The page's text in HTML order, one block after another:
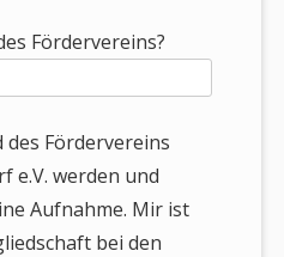
Fördervereins?
des Fördervereins
e.V. werden und
Aufnahme. Mir ist
bei den